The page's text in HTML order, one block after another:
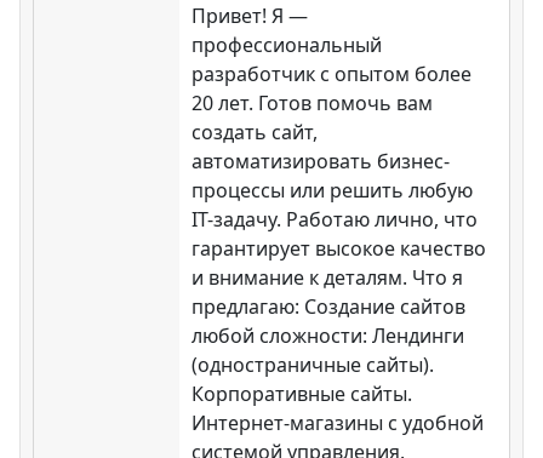
Привет! Я —
профессиональный
разработчик с опытом более
20 лет. Готов помочь вам
создать сайт,
автоматизировать бизнес-
процессы или решить любую
IT-задачу. Работаю лично, что
гарантирует высокое качество
и внимание к деталям. Что я
предлагаю: Создание сайтов
любой сложности: Лендинги
(одностраничные сайты).
Корпоративные сайты.
Интернет-магазины с удобной
системой управления.